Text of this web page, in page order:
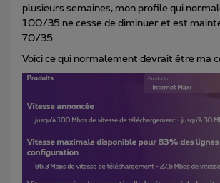
plusieurs semaines, mon profile qui
100/35 ne cesse de diminuer et est
70/35.
Voici ce qui normalement devrait être ma